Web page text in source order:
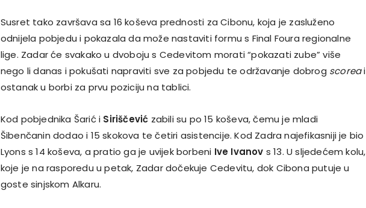
Susret tako završava sa 16 koševa prednosti za Cibonu, koja je zasluženo
odnijela pobjedu i pokazala da može nastaviti formu s Final Foura regionalne
lige. Zadar će svakako u dvoboju s Cedevitom morati “pokazati zube” više
nego li danas i pokušati napraviti sve za pobjedu te održavanje dobrog scoreai
ostanak u borbi za prvu poziciju na tablici.
Kod pobjednika Šarić i Siriščević zabili su po 15 koševa, čemu je mladi
Šibenčanin dodao i 15 skokova te četiri asistencije. Kod Zadra najefikasniji je bio
Lyons s 14 koševa, a pratio ga je uvijek borbeni Ive Ivanov s 13. U sljedećem kolu,
koje je na rasporedu u petak, Zadar dočekuje Cedevitu, dok Cibona putuje u
goste sinjskom Alkaru.